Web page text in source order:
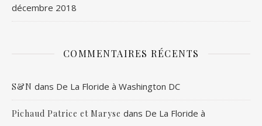
décembre 2018
COMMENTAIRES RÉCENTS
S&N dans De La Floride à Washington DC
Pichaud Patrice et Maryse dans De La Floride à